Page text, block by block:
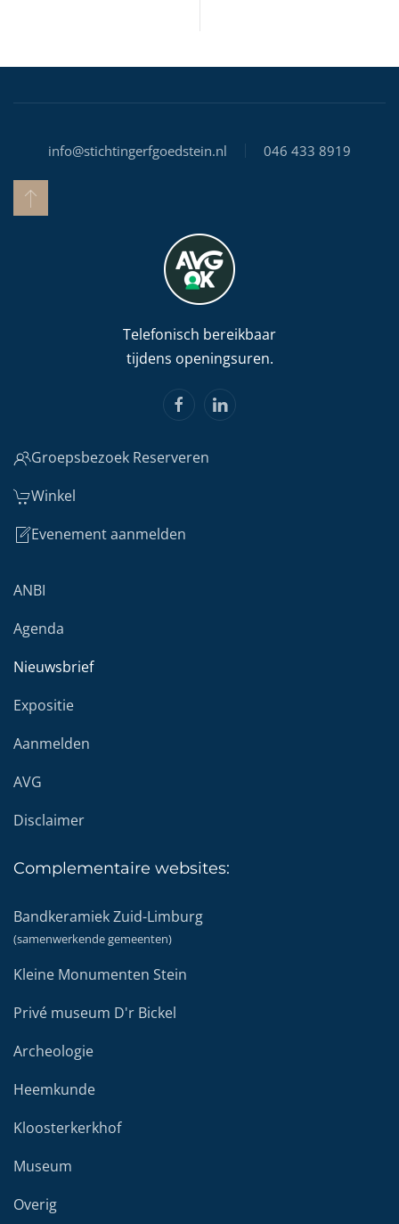
info@stichtingerfgoedstein.nl 046 433 8919
Telefonisch bereikbaar
tijdens openingsuren.
Groepsbezoek Reserveren
Winkel
Evenement aanmelden
ANBI
Agenda
Nieuwsbrief
Expositie
Aanmelden
AVG
Disclaimer
Complementaire websites:
Bandkeramiek Zuid-Limburg
(samenwerkende gemeenten)
Kleine Monumenten Stein
Privé museum D'r Bickel
Archeologie
Heemkunde
Kloosterkerkhof
Museum
Overig